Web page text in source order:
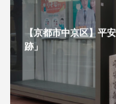
【京都市中京区】平
跡」